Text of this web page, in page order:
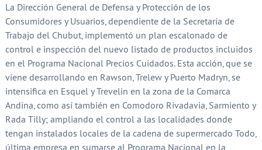
La Dirección General de Defensa y Protección de los
Consumidores y Usuarios, dependiente de la Secretaría de
Trabajo del Chubut, implementó un plan escalonado de
control e inspección del nuevo listado de productos incluidos
en el Programa Nacional Precios Cuidados. Esta acción, que se
viene desarrollando en Rawson, Trelew y Puerto Madryn, se
intensifica en Esquel y Trevelin en la zona de la Comarca
Andina, como así también en Comodoro Rivadavia, Sarmiento y
Rada Tilly; ampliando el control a las localidades donde
tengan instalados locales de la cadena de supermercado Todo,
última empresa en sumarse al Programa Nacional en la